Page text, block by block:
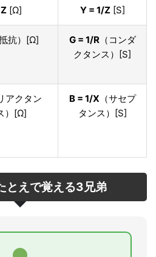
Z [Ω] Y = 1/Z[S]
抵抗）[Ω] G = 1/R（コンダ
クタンス）[S]
アクタン
）[Ω]
B = 1/X （サセプ
タンス）[S]
とえで覚える3兄弟